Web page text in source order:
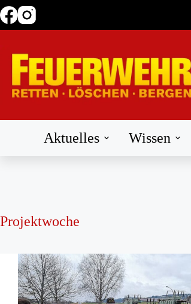
Zum
Inhalt
Aktuelles Wissen
Projektwoche